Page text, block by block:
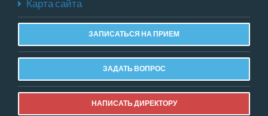
Карта сайта
ЗАПИСАТЬСЯ НА ПРИЕМ
ЗАДАТЬ ВОПРОС
НАПИСАТЬ ДИРЕКТОРУ